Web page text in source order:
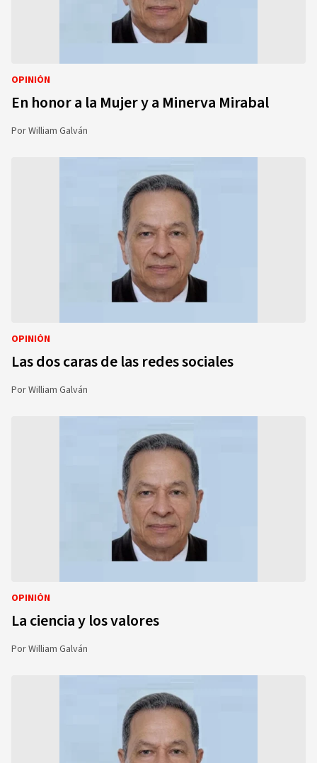
OPINIÓN
En honor a la Mujer y a Minerva Mirabal
PorWilliam Galván
OPINIÓN
Las dos caras de las redes sociales
PorWilliam Galván
OPINIÓN
La ciencia y los valores
PorWilliam Galván